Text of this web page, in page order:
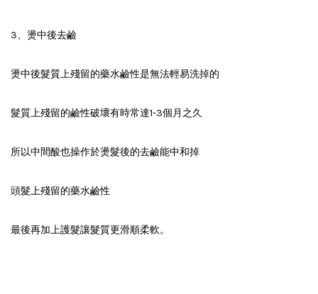
3、燙中後去鹼
燙中後髮質上殘留的藥水鹼性是無法輕易洗掉的
髮質上殘留的鹼性破壞有時常達1-3個月之久
所以中間酸也操作於燙髮後的去鹼能中和掉
頭髮上殘留的藥水鹼性
最後再加上護髮讓髮質更滑順柔軟。